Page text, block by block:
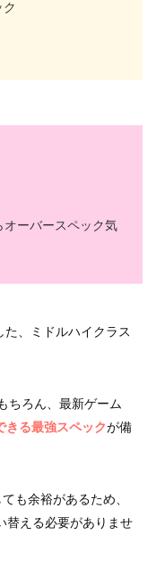
オーバースペック気
た、ミドルハイクラス
ちろん、最新ゲーム
きる最強スペックが備
も余裕があるため、
替える必要がありませ